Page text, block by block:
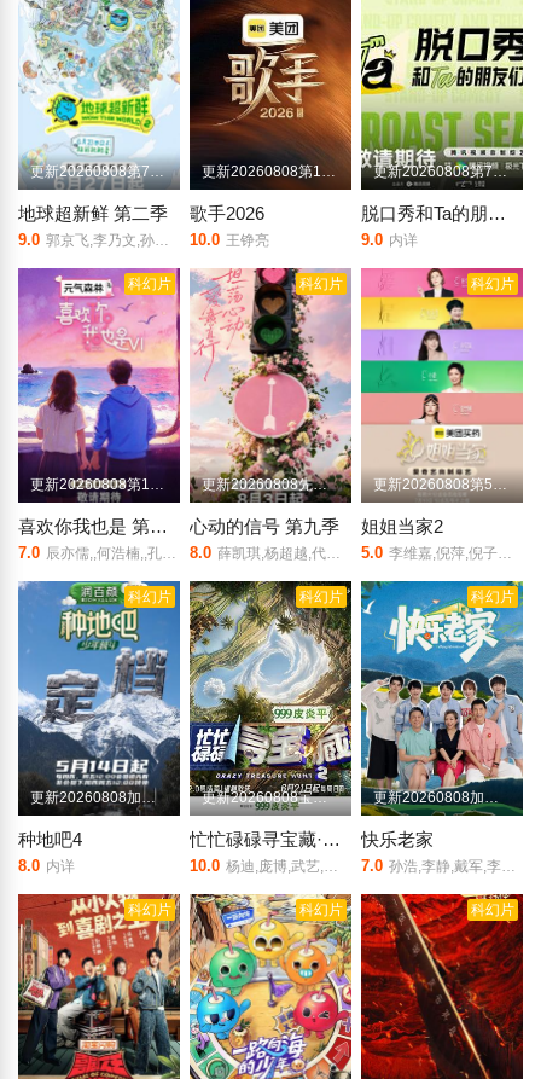
更新20260808第7期上
地球超新鲜 第二季
9.0 郭京飞,李乃文,孙红雷,王玉雯,陈星旭,刘宇宁,林一,龚俊
歌手2026
10.0 王铮亮
更新20260808第7期下
脱口秀和Ta的朋友们 第三季
9.0 内详
科幻片
喜欢你我也是 第六季
7.0 辰亦儒,,何浩楠,,孔雪儿,美娜,王一珩,张馨予
科幻片
更新20260808先导陪看下
心动的信号 第九季
8.0 薛凯琪,杨超越,代旭,杜海涛,张纯烨
科幻片
更新20260808第5期上
姐姐当家2
5.0 李维嘉,倪萍,倪子君,张泉灵,杜华,房主任,冉莹颖,小鹿,徐梦桃
科幻片
更新20260808加更版第13期
种地吧4
8.0 内详
科幻片
更新20260808宝藏挖呀挖第7期
忙忙碌碌寻宝藏·双人成行季
10.0 杨迪,庞博,武艺,田曦薇,王安宇,黄子弘凡,李维嘉,黄明昊,胡一天,吴昕,孙阳,孙阳,Sunny,Sun
科幻片
更新20260808加更第7期
快乐老家
7.0 孙浩,李静,戴军,李维嘉,沈凌,吴昕,武艺,高旭
科幻片 科幻片 科幻片